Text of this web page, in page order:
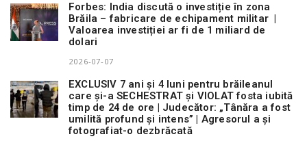
Forbes: India discută o investiție în zona
Brăila – fabricare de echipament militar |
Valoarea investiției ar fi de 1 miliard de
dolari
2026-07-07
EXCLUSIV 7 ani și 4 luni pentru brăileanul
care și-a SECHESTRAT și VIOLAT fosta iubită
timp de 24 de ore | Judecător: „Tânăra a fost
umilită profund și intens” | Agresorul a și
fotografiat-o dezbrăcată